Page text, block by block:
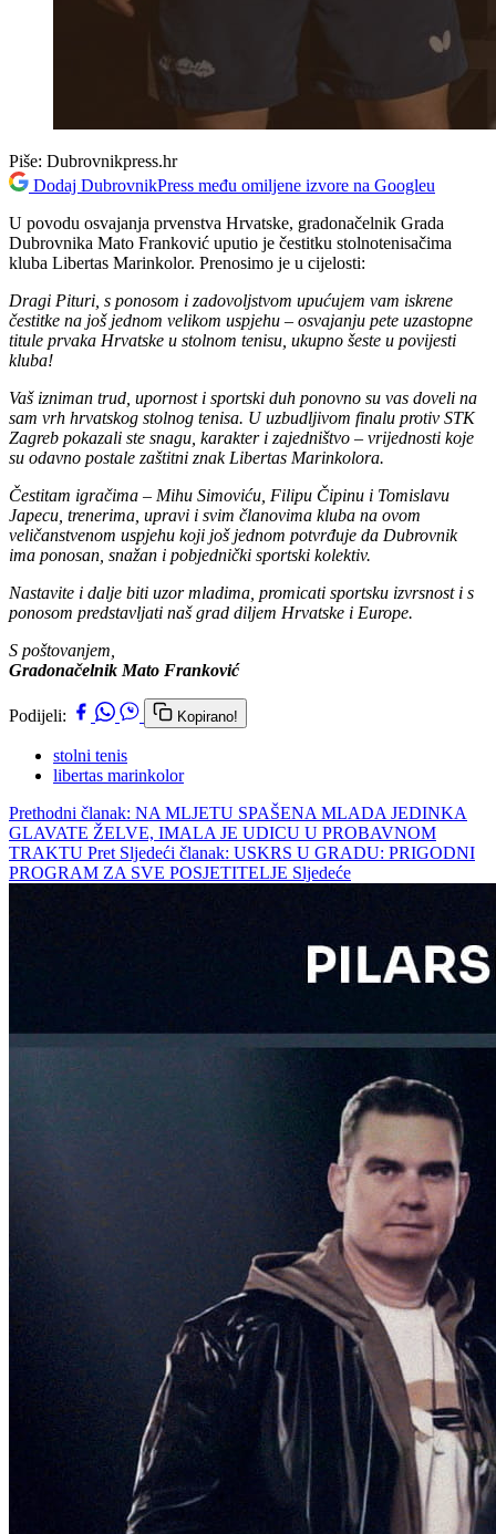
Piše: Dubrovnikpress.hr
Dodaj DubrovnikPress među omiljene izvore na Googleu
U povodu osvajanja prvenstva Hrvatske, gradonačelnik Grada
Dubrovnika Mato Franković uputio je čestitku stolnotenisačima
kluba Libertas Marinkolor. Prenosimo je u cijelosti:
Dragi Pituri, s ponosom i zadovoljstvom upućujem vam iskrene
čestitke na još jednom velikom uspjehu – osvajanju pete uzastopne
titule prvaka Hrvatske u stolnom tenisu, ukupno šeste u povijesti
kluba!
Vaš izniman trud, upornost i sportski duh ponovno su vas doveli na
sam vrh hrvatskog stolnog tenisa. U uzbudljivom finalu protiv STK
Zagreb pokazali ste snagu, karakter i zajedništvo – vrijednosti koje
su odavno postale zaštitni znak Libertas Marinkolora.
Čestitam igračima – Mihu Simoviću, Filipu Čipinu i Tomislavu
Japecu, trenerima, upravi i svim članovima kluba na ovom
veličanstvenom uspjehu koji još jednom potvrđuje da Dubrovnik
ima ponosan, snažan i pobjednički sportski kolektiv.
Nastavite i dalje biti uzor mladima, promicati sportsku izvrsnost i s
ponosom predstavljati naš grad diljem Hrvatske i Europe.
S poštovanjem,
Gradonačelnik Mato Franković
Podijeli: Kopirano!
stolni tenis
libertas marinkolor
Prethodni članak: NA MLJETU SPAŠENA MLADA JEDINKA
GLAVATE ŽELVE, IMALA JE UDICU U PROBAVNOM
TRAKTU Pret Sljedeći članak: USKRS U GRADU: PRIGODNI
PROGRAM ZA SVE POSJETITELJE Sljedeće